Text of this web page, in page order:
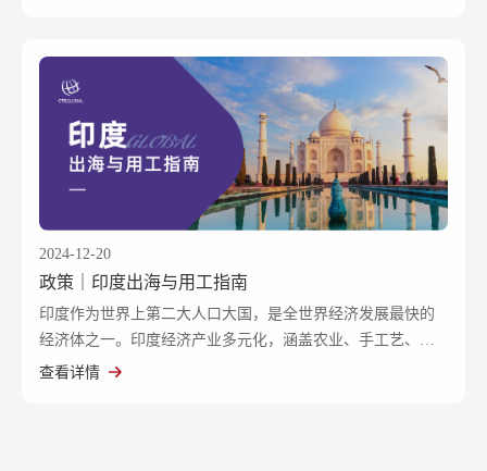
2024-12-20
政策｜印度出海与用工指南
印度作为世界上第二大人口大国，是全世界经济发展最快的
经济体之一。印度经济产业多元化，涵盖农业、手工艺、纺
织以及服务业。
查看详情